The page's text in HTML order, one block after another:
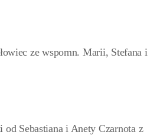
ze wspomn. Marii, Stefana i
od Sebastiana i Anety Czarnota z